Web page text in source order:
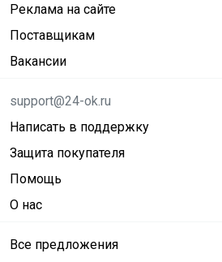
Реклама на сайте
Поставщикам
Вакансии
support@24-ok.ru
Написать в поддержку
Защита покупателя
Помощь
О нас
Все предложения